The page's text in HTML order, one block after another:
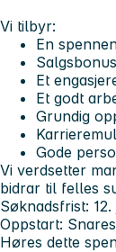
Vi tilbyr:
En
Et
Et godt
Grundig
Gode
Vi verdsetter
bidrar til felles
Søknadsfrist:
Oppstart:
Høres dette